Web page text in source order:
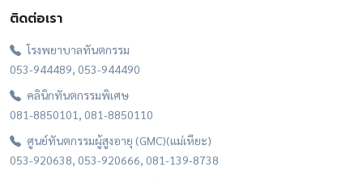
ติดต่อเรา
โรงพยาบาลทันตกรรม
053-944489, 053-944490
คลินิกทันตกรรมพิเศษ
081-8850101, 081-8850110
ศูนย์ทันตกรรมผู้สูงอายุ (GMC)(แม่เหียะ)
053-920638, 053-920666, 081-139-8738